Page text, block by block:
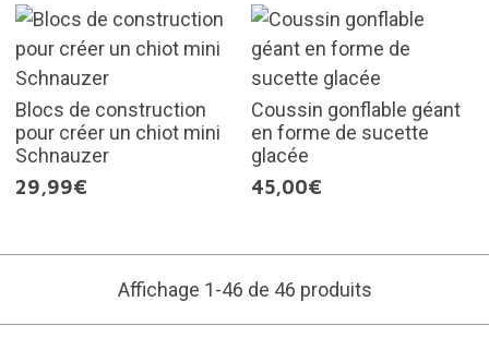
Blocs de construction
pour créer un chiot mini
Schnauzer
29,99€
Coussin gonflable géant
en forme de sucette
glacée
45,00€
Affichage 1-46 de 46 produits